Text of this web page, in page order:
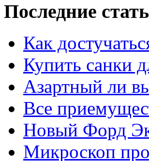
Последние
Как
Купить санки
Азартный ли
Все
Новый Форд
Микроскоп